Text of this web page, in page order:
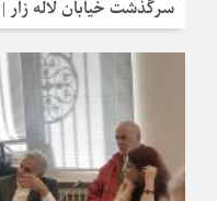
سرگذشت خیابان لاله‌